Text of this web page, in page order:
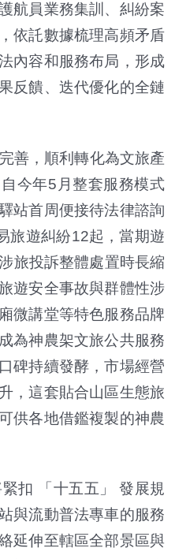
航員業務集訓、糾紛案
依託數據梳理高頻矛盾
內容和服務布局，形成
反饋、迭代優化的全鏈
善，順利轉化為文旅產
今年5月整套服務模式
站首周便接待法律諮詢
旅遊糾紛12起，當期遊
旅投訴整體處置時長縮
遊安全事故與群體性涉
微講堂等特色服務品牌
為神農架文旅公共服務
碑持續發酵，市場經營
，這套貼合山區生態旅
供各地借鑑複製的神農
扣 「十五五」 發展規
與流動普法專車的服務
延伸至轄區全部景區與